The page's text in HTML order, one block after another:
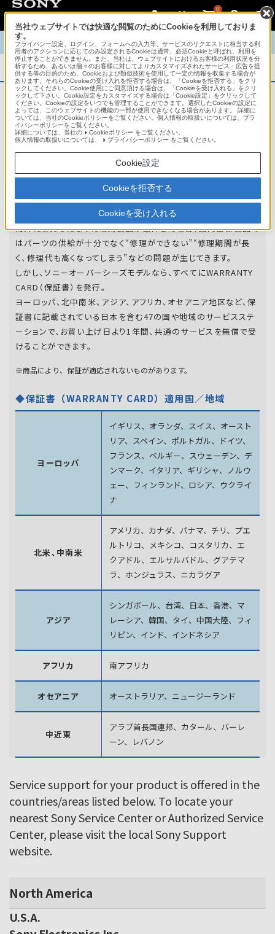
0
TOP 商品概要 商品情報 English 中文
商品概要
アフターサービス
オーバーシーズモデルは、いろいろな国
地域で共通の保証を実施しています。
世界47の国や地域で共通の保証サービスを実施し
ています。
海外にお持ちになった電気製品が故障した場合、国内仕様製品で
はパーツの供給が十分でなく“修理ができない”“修理期間が長
く、修理代も高くなってしまう”などの問題が生じてきます。
しかし、ソニーオーバーシーズモデルなら、すべてにWARRANTY
CARD（保証書）を発行。
ヨーロッパ、北中南米、アジア、アフリカ、オセアニア地区など、保
証書に記載されている日本を含む47の国や地域のサービスステ
ーションで、お買い上げ日より1年間、共通のサービスを無償で受
けることができます。
※商品により、保証が適応されないものがあります。
◆保証書（WARRANTY CARD）適用国／地域
ヨーロッパ
イギリス、オランダ、スイス、オースト
リア、スペイン、 ポルトガル、ドイツ、
フランス、ベルギー、スウェーデン、 デ
ンマーク、イタリア、ギリシャ、ノルウ
ェー、フィンランド、 ロシア、ウクライ
ナ
北米、中南米
アメリカ、カナダ、パナマ、チリ、プエ
ルトリコ、メキシコ、 コスタリカ、エ
クアドル、エルサルバドル、グアテマ
ラ、 ホンジュラス、ニカラグア
アジア
シンガポール、台湾、日本、香港、マ
レーシア、韓国、 タイ、中国大陸、フィ
リピン、インド、インドネシア
アフリカ 南アフリカ
オセアニア オーストラリア、ニュージーランド
中近東
アラブ首長国連邦、カタール、バーレ
ーン、レバノン
Service support for your product is offered in the
countries/areas listed below. To locate your
nearest Sony Service Center or Authorized Service
Center, please visit the local Sony Support
website.
North America
U.S.A.
当社ウェブサイトでは快適な閲覧のためにCookieを利用しておりま
す。
プライバシー設定、ログイン、フォームへの入力等、サービスのリクエストに相当する利
用者のアクションに応じてのみ設定されるCookieは通常、必須Cookieと呼ばれ、利用を
停止することができません。また、当社は、ウェブサイトにおけるお客様の利用状況を分
析するため、あるいは個々のお客様に対してよりカスタマイズされたサービス・広告を提
供する等の目的のため、Cookieおよび類似技術を使用して一定の情報を収集する場合が
あります。それらのCookieの受け入れを拒否する場合は、「Cookieを拒否する」をクリ
ックしてください。Cookie使用にご同意頂ける場合は、「Cookieを受け入れる」をクリ
ックして下さい。Cookie設定をカスタマイズする場合は「Cookie設定」をクリックして
ください。Cookieの設定をいつでも管理することができます。選択したCookieの設定に
よっては、このウェブサイトの機能の一部が使用できなくなる場合があります。 詳細に
ついては、当社のCookieポリシーをご覧ください。個人情報の取扱いについては、プラ
イバシーポリシーをご覧ください。
詳細については、当社の
Cookieポリシー をご覧ください。
個人情報の取扱いについては、
プライバシーポリシー をご覧ください。
Cookie設定
Cookieを拒否する
Cookieを受け入れる